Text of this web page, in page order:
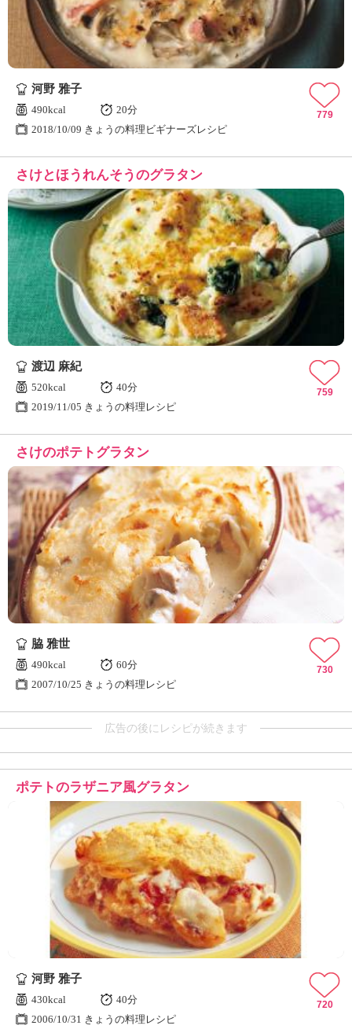
河野 雅子
490kcal
20分
2018/10/09 きょうの料理ビギナーズレシピ
779
さけとほうれんそうのグラタン
渡辺 麻紀
520kcal
40分
2019/11/05 きょうの料理レシピ
759
さけのポテトグラタン
脇 雅世
490kcal
60分
2007/10/25 きょうの料理レシピ
730
広告の後にレシピが続きます
ポテトのラザニア風グラタン
河野 雅子
430kcal
40分
2006/10/31 きょうの料理レシピ
720